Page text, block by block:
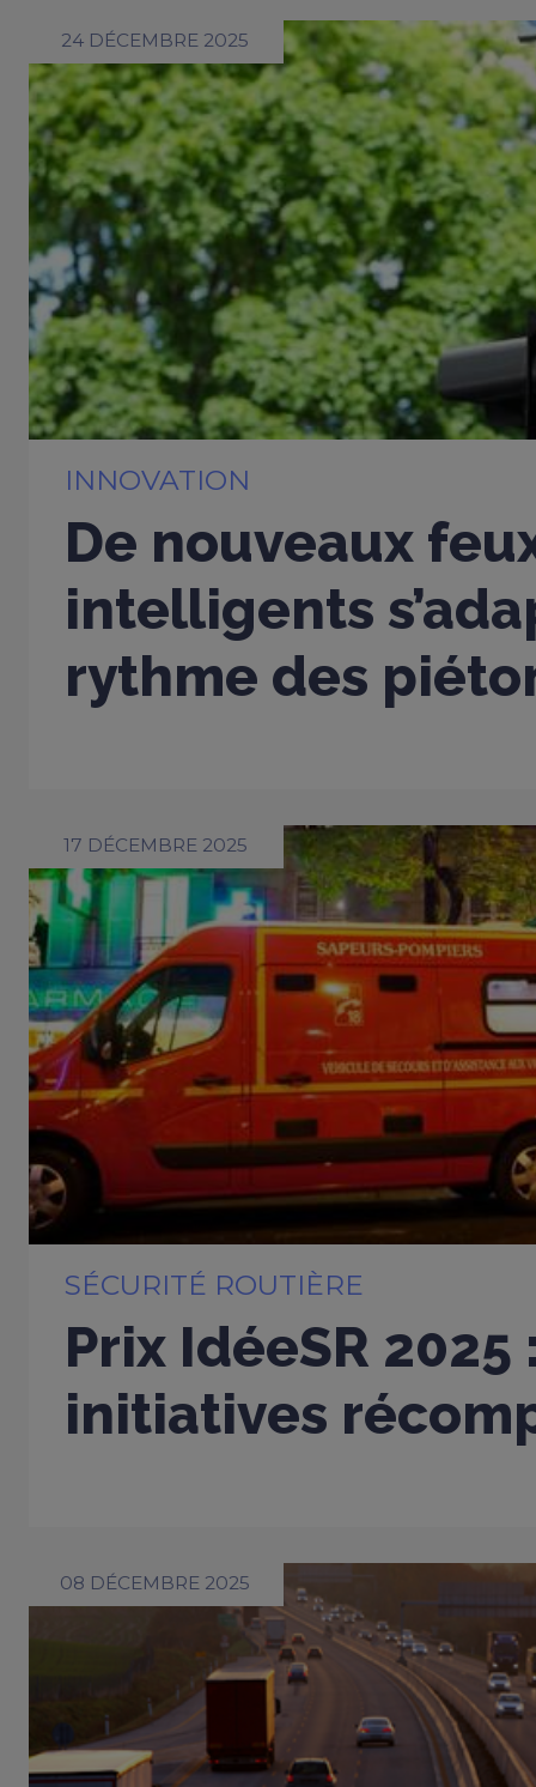
24 DÉCEMBRE 2025
INNOVATION
De nouveaux
intelligents
rythme des
17 DÉCEMBRE 2025
SÉCURITÉ ROUTIÈRE
Prix IdéeSR 2025
initiatives
08 DÉCEMBRE 2025